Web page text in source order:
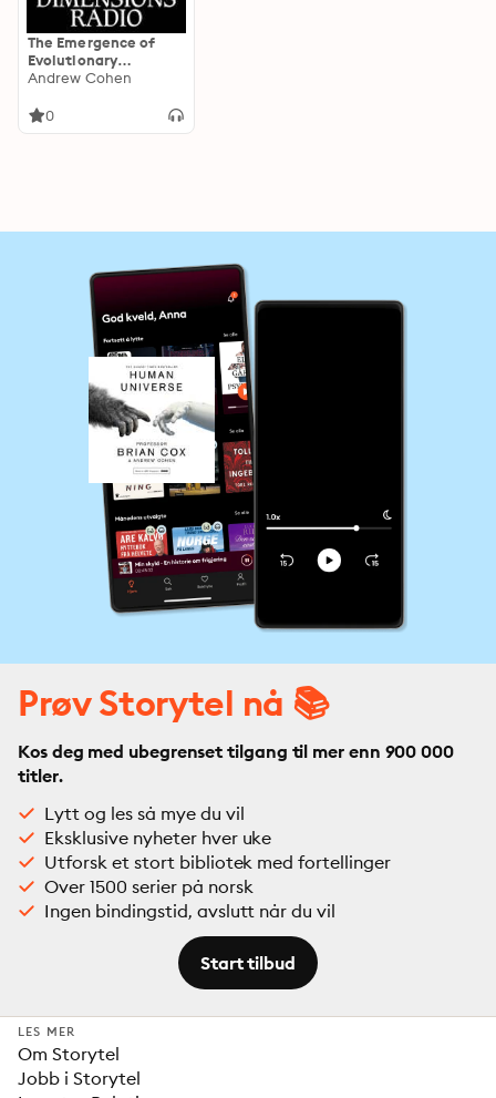
The Emergence of
Evolutionary
Consciousness
Andrew Cohen
0
Prøv Storytel nå 📚
Kos deg med ubegrenset tilgang til mer enn 900 000
titler.
Lytt og les så mye du vil
Eksklusive nyheter hver uke
Utforsk et stort bibliotek med fortellinger
Over 1500 serier på norsk
Ingen bindingstid, avslutt når du vil
Start tilbud
LES MER
Om Storytel
Jobb i Storytel